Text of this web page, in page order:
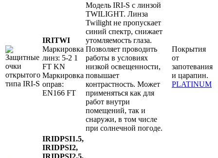
IRITWI
Маркировка
линз: 5-2 1
FT KN
Маркировка
оправ:
EN166 FT
Модель IRI-S с линзой
TWILIGHT. Линза
Twilight не пропускает
синий спектр, снижает
утомляемость глаза.
Позволяет проводить
работы в условиях
низкой освещенности,
повышает
контрастность. Может
применяться как для
работ внутри
помещений, так и
снаружи, в том числе
при солнечной погоде.
Покрытия
от
запотевания
и царапин.
PLATINUM
IRIDPSI1.5,
IRIDPSI2,
IRIDPSI2.5,